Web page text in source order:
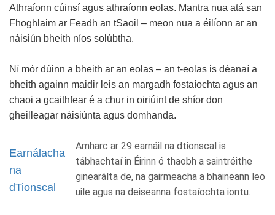
Athraíonn cúinsí agus athraíonn eolas. Mantra nua atá san
Fhoghlaim ar Feadh an tSaoil – meon nua a éilíonn ar an
náisiún bheith níos solúbtha.
Ní mór dúinn a bheith ar an eolas – an t-eolas is déanaí a
bheith againn maidir leis an margadh fostaíochta agus an
chaoi a gcaithfear é a chur in oiriúint de shíor don
gheilleagar náisiúnta agus domhanda.
Earnálacha
na
dTionscal
Amharc ar 29 earnáil na dtionscal is
tábhachtaí in Éirinn ó thaobh a saintréithe
ginearálta de, na gairmeacha a bhaineann leo
uile agus na deiseanna fostaíochta iontu.